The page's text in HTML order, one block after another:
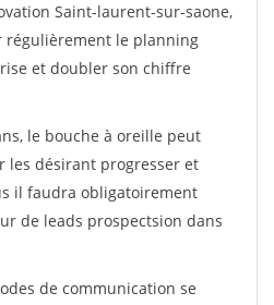
Saint-laurent-sur-saone,
le planning
et doubler son chiffre
le bouche à oreille peut
les désirant progresser et
il faudra obligatoirement
de leads prospectsion dans
de communication se